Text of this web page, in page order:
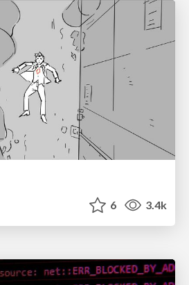
6 3.4k